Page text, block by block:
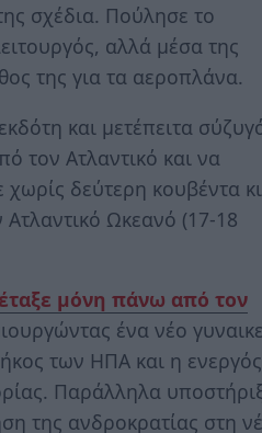
σχέδια. Πούλησε το
αλλά μέσα της
της για τα αεροπλάνα.
και μετέπειτα
τον Ατλαντικό και να
δεύτερη κουβέντα κι
Ατλαντικό Ωκεανό (17-18
μόνη πάνω από τον
ένα νέο
των ΗΠΑ και η ενεργός
Παράλληλα
της ανδροκρατίας στη